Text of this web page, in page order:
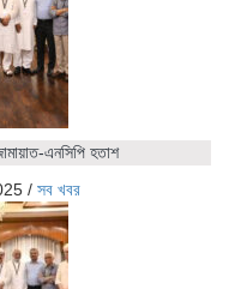
এনসিপি হতাশ
/ সব খবর